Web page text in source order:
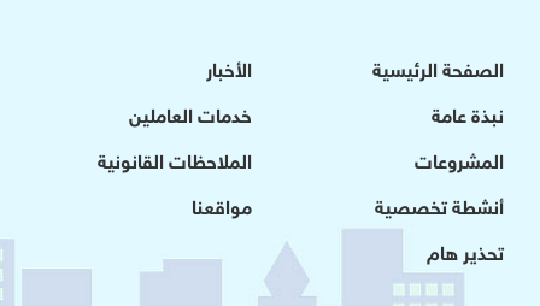
الصفحة الرئيسية
نبذة عامة
المشروعات
أنشطة تخصصية
تحذير هام
الأخبار
خدمات العاملين
الملاحظات القانونية
مواقعنا